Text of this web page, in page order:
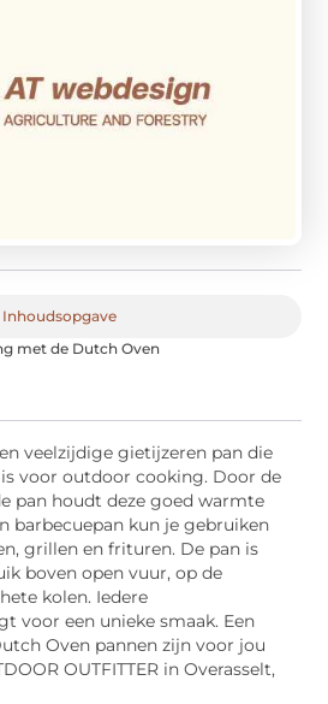
Inhoudsopgave
met de Dutch Oven
veelzijdige gietijzeren pan die
voor outdoor cooking. Door de
pan houdt deze goed warmte
barbecuepan kun je gebruiken
grillen en frituren. De pan is
boven open vuur, op de
kolen. Iedere
voor een unieke smaak. Een
Oven pannen zijn voor jou
OUTFITTER in Overasselt,